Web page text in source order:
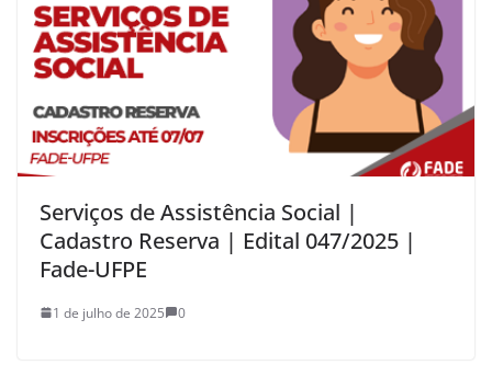
Serviços de Assistência Social |
Cadastro Reserva | Edital 047/2025 |
Fade-UFPE
1 de julho de 2025 0